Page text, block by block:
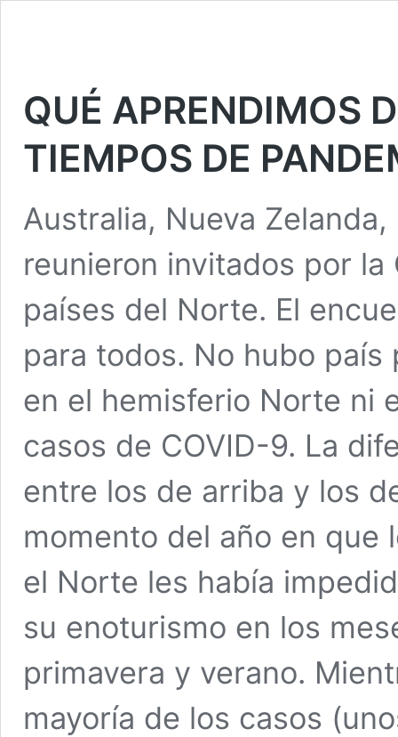
QUÉ APRENDIMOS
TIEMPOS DE
Australia, Nueva
reunieron invitados por la
países del Norte. El
para todos. No hubo
en el hemisferio Norte ni
casos de COVID-9. La
entre los de arriba y los
momento del año en que
el Norte les había
su enoturismo en los
primavera y verano.
mayoría de los casos